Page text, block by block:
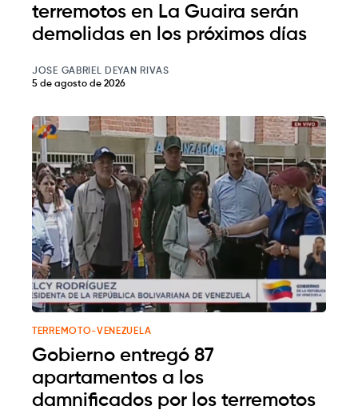
terremotos en La Guaira serán
demolidas en los próximos días
JOSE GABRIEL DEYAN RIVAS
5 de agosto de 2026
TERREMOTO-VENEZUELA
Gobierno entregó 87
apartamentos a los
damnificados por los terremotos